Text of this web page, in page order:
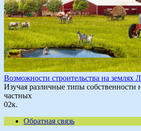
Возможности строительства на землях
Изучая различные типы собственности
частных
02к.
Обратная связь